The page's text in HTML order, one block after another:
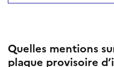
Quelles mentions
plaque provisoire